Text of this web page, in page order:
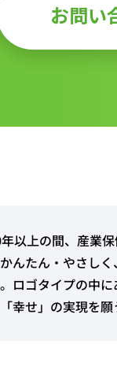
お問い
以上の間、産業
んたん・やさし
ロゴタイプの中
幸せ」の実現を願